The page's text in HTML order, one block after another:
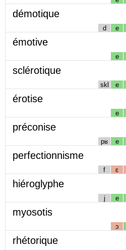
démotique
d e
émotive
e
sclérotique
skl e
érotise
e
préconise
pʁ e
perfectionnisme
f ɛ
hiéroglyphe
j e
myosotis
ɔ
rhétorique